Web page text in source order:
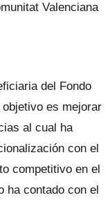
Valenciana
del Fondo
es mejorar
al cual ha
con el
competitivo en el
ha contado con el